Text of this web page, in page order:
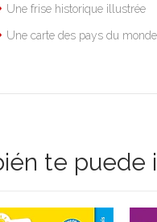
Une frise historique illustrée
Une carte des pays du monde
te puede